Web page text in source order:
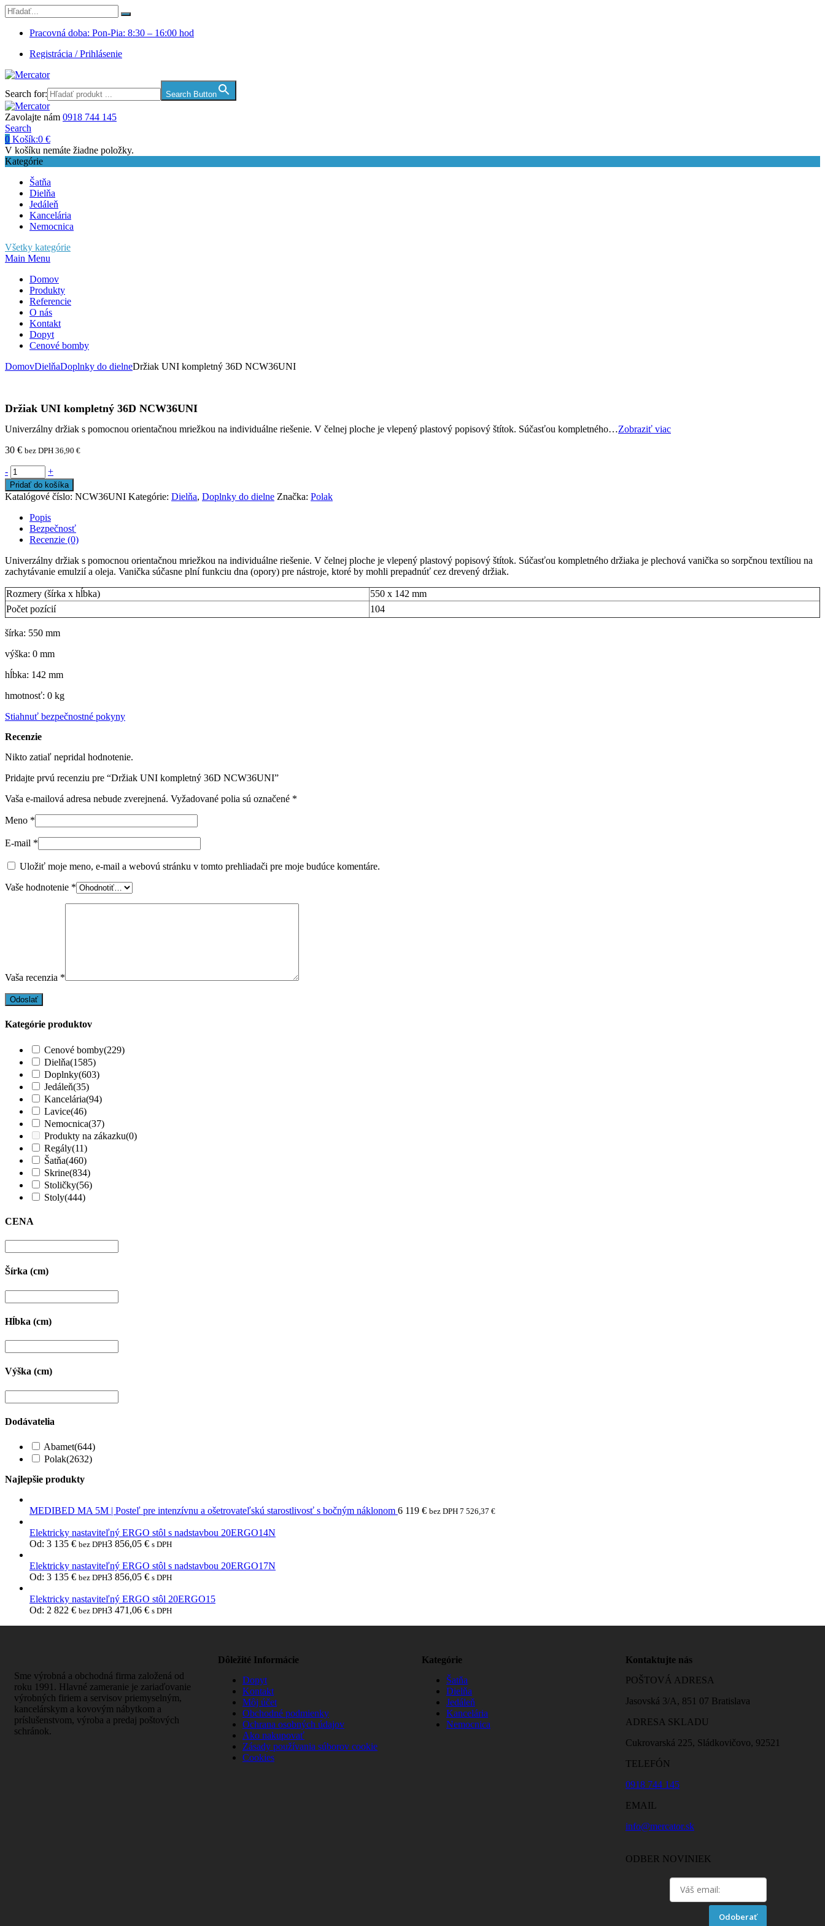
Pracovná doba: Pon-Pia: 8:30 – 16:00 hod
Registrácia / Prihlásenie
Search for: Search Button
Zavolajte nám 0918 744 145
Search
0 Košík:0 €
V košíku nemáte žiadne položky.
Kategórie
Šatňa
Dielňa
Jedáleň
Kancelária
Nemocnica
Všetky kategórie
Main Menu
Domov
Produkty
Referencie
O nás
Kontakt
Dopyt
Cenové bomby
DomovDielňaDoplnky do dielneDržiak UNI kompletný 36D NCW36UNI
Držiak UNI kompletný 36D NCW36UNI
Univerzálny držiak s pomocnou orientačnou mriežkou na individuálne riešenie. V čelnej ploche je vlepený plastový popisový štítok. Súčasťou kompletného…Zobraziť viac
30 € bez DPH 36,90 €
- +
Pridať do košíka
Katalógové číslo: NCW36UNI Kategórie: Dielňa, Doplnky do dielne Značka: Polak
Popis
Bezpečnosť
Recenzie (0)
Univerzálny držiak s pomocnou orientačnou mriežkou na individuálne riešenie. V čelnej ploche je vlepený plastový popisový štítok. Súčasťou kompletného držiaka je plechová vanička so sorpčnou textíliou na
zachytávanie emulzií a oleja. Vanička súčasne plní funkciu dna (opory) pre nástroje, ktoré by mohli prepadnúť cez drevený držiak.
Rozmery (šírka x hĺbka)
550 x 142 mm
Počet pozícií
104
šírka: 550 mm
výška: 0 mm
hĺbka: 142 mm
hmotnosť: 0 kg
Stiahnuť bezpečnostné pokyny
Recenzie
Nikto zatiaľ nepridal hodnotenie.
Pridajte prvú recenziu pre “Držiak UNI kompletný 36D NCW36UNI”
Vaša e-mailová adresa nebude zverejnená. Vyžadované polia sú označené *
Meno *
E-mail *
Uložiť moje meno, e-mail a webovú stránku v tomto prehliadači pre moje budúce komentáre.
Vaše hodnotenie *
Vaša recenzia *
Kategórie produktov
Cenové bomby(229)
Dielňa(1585)
Doplnky(603)
Jedáleň(35)
Kancelária(94)
Lavice(46)
Nemocnica(37)
Produkty na zákazku(0)
Regály(11)
Šatňa(460)
Skrine(834)
Stoličky(56)
Stoly(444)
CENA
Šírka (cm)
Hĺbka (cm)
Výška (cm)
Dodávatelia
Abamet(644)
Polak(2632)
Najlepšie produkty
MEDIBED MA 5M | Posteľ pre intenzívnu a ošetrovateľskú starostlivosť s bočným náklonom 6 119 € bez DPH 7 526,37 €
Elektricky nastaviteľný ERGO stôl s nadstavbou 20ERGO14N
Od: 3 135 € bez DPH3 856,05 € s DPH
Elektricky nastaviteľný ERGO stôl s nadstavbou 20ERGO17N
Od: 3 135 € bez DPH3 856,05 € s DPH
Elektricky nastaviteľný ERGO stôl 20ERGO15
Od: 2 822 € bez DPH3 471,06 € s DPH
Sme výrobná a obchodná firma založená od
roku 1991. Hlavné zameranie je zariaďovanie
výrobných firiem a servisov priemyselným,
kancelárskym a kovovým nábytkom a
príslušenstvom, výroba a predaj poštových
schránok.
Dôležité Informácie
Dopyt
Kontakt
Môj účet
Obchodné podmienky
Ochrana osobných údajov
Ako nakupovať
Zásady používania súborov cookie
Cookies
Kategórie
Šatňa
Dielňa
Jedáleň
Kancelária
Nemocnica
Kontaktujte nás
POŠTOVÁ ADRESA
Jasovská 3/A, 851 07 Bratislava
ADRESA SKLADU
Cukrovarská 225, Sládkovičovo, 92521
TELEFÓN
0918 744 145
EMAIL
info@mercator.sk
ODBER NOVINIEK
Odoberať